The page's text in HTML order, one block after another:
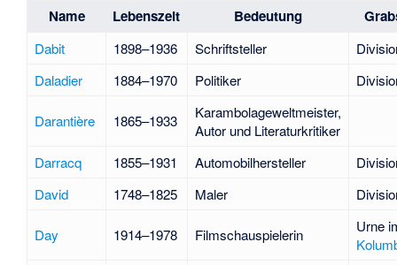
Name Lebenszeit Bedeutung
Dabit 1898–1936 Schriftsteller
Daladier
1884–1970 Politiker
Darantière 1865–1933
Karambolageweltmeister,
Autor und Literaturkritiker
Darracq
1855–1931 Automobilhersteller
David
1748–1825 Maler
Day 1914–1978 Filmschauspielerin
Urne